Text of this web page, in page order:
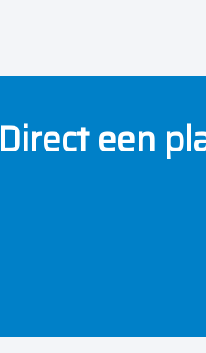
Direct een